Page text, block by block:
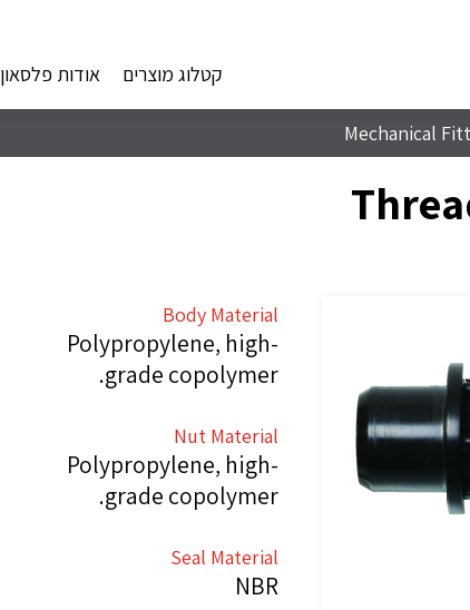
קטלוג מוצרים
אודות פלסאון
Mechanical
Body Material
Polypropylene, high-
grade copolymer.
Nut Material
Polypropylene, high-
grade copolymer.
Seal Material
NBR